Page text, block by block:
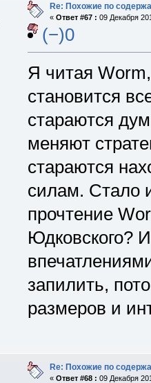
Re: Похожие по
« Ответ #67 : 09 Декабря
(−)0
Я читая
становится
стараются
меняют
стараются
силам. Стало
прочтение
Юдковского?
запилить,
размеров и
Re: Похожие по
« Ответ #68 : 09 Декабря